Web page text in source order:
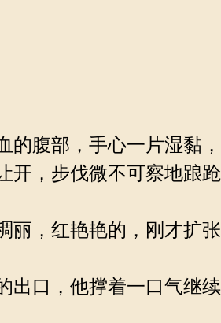
腹部，手心一片湿黏
开，步伐微不可察地踉跄
，红艳艳的，刚才扩
口，他撑着一口气继